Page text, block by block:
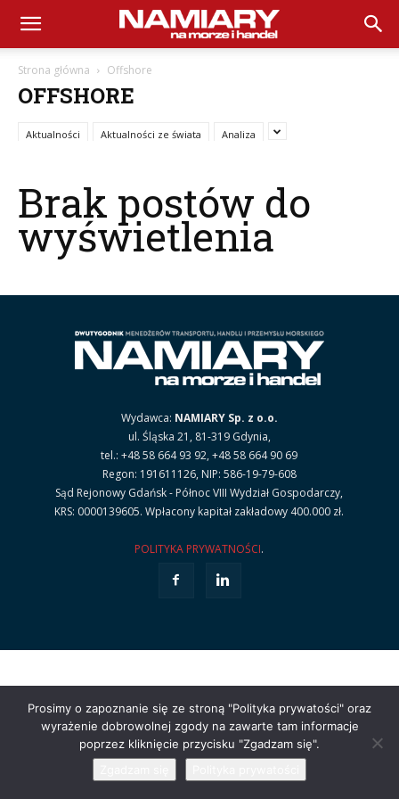
Namiary
Strona główna Offshore
OFFSHORE
Aktualności Aktualności ze świata Analiza
Brak postów do
wyświetlenia
Wydawca: NAMIARY Sp. z o.o.
ul. Śląska 21, 81-319 Gdynia,
tel.: +48 58 664 93 92, +48 58 664 90 69
Regon: 191611126, NIP: 586-19-79-608
Sąd Rejonowy Gdańsk - Północ VIII Wydział Gospodarczy,
KRS: 0000139605. Wpłacony kapitał zakładowy 400.000 zł.
POLITYKA PRYWATNOŚCI.
Prosimy o zapoznanie się ze stroną "Polityka prywatości" oraz
wyrażenie dobrowolnej zgody na zawarte tam informacje
poprzez kliknięcie przycisku "Zgadzam się".